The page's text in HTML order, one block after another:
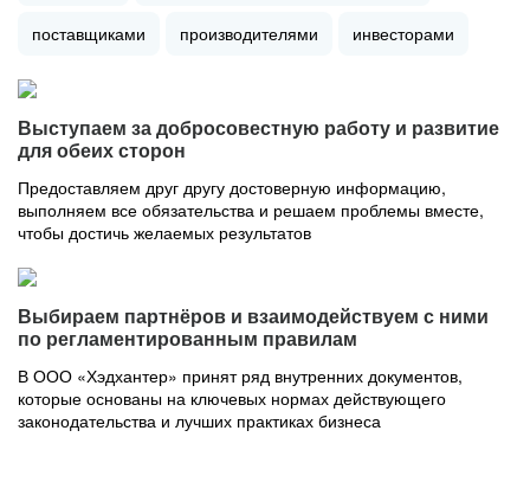
поставщиками производителями инвесторами
Выступаем за добросовестную работу и развитие
для обеих сторон
Предоставляем друг другу достоверную информацию,
выполняем все обязательства и решаем проблемы вместе,
чтобы достичь желаемых результатов
Выбираем партнёров и взаимодействуем с ними
по регламентированным правилам
В ООО «Хэдхантер» принят ряд внутренних документов,
которые основаны на ключевых нормах действующего
законодательства и лучших практиках бизнеса